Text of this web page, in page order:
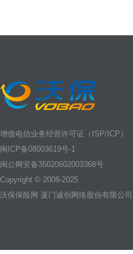
增值电信业务经营许可证（ISP/ICP）
闽ICP备08003619号-1
闽公网安备35020602003368号
Copyright © 2008-2025
沃保保险网 厦门诚创网络股份有限公